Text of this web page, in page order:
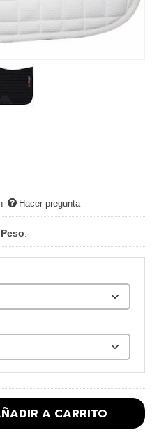
Hacer pregunta
Peso:
A CARRITO